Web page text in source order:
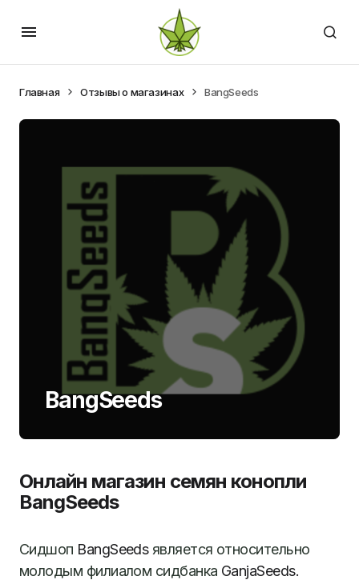
Главная Отзывы о магазинах BangSeeds
BangSeeds
Онлайн магазин семян конопли
BangSeeds
Сидшоп BangSeedsявляется относительно
молодым филиалом сидбанка GanjaSeeds.